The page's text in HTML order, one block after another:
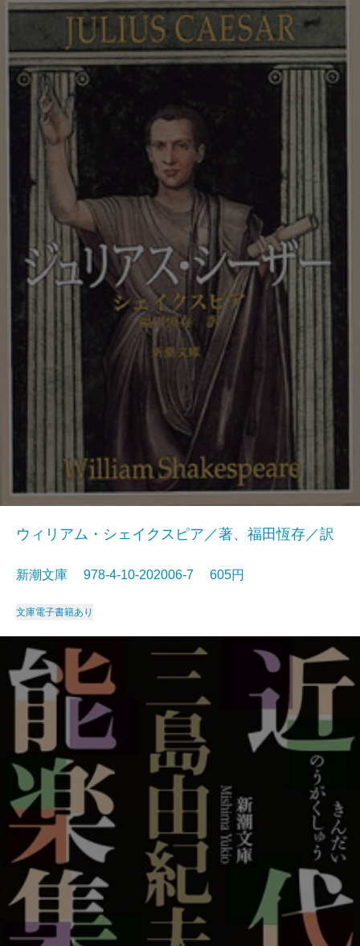
ウィリアム・シェイクスピア／著、福田恆存／訳
新潮文庫 978-4-10-202006-7 605円
文庫電子書籍あり